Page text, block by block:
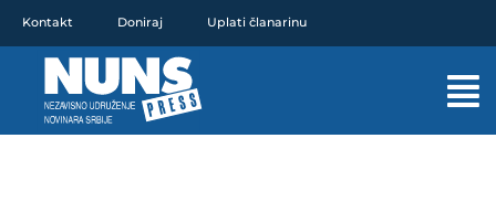
sadržaj
Kontakt Doniraj Uplati članarinu